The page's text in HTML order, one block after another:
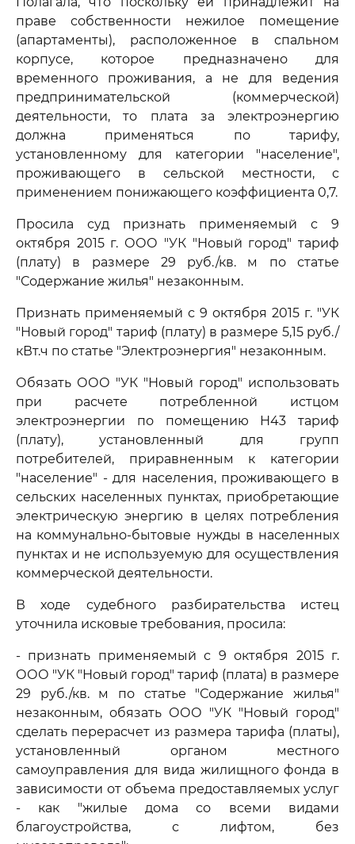
праве собственности нежилое помещение
(апартаменты), расположенное в спальном
корпусе, которое предназначено для
временного проживания, а не для ведения
предпринимательской (коммерческой)
деятельности, то плата за электроэнергию
должна применяться по тарифу,
установленному для категории "население",
проживающего в сельской местности, с
применением понижающего коэффициента 0,7.
Просила суд признать применяемый с 9
октября 2015 г. ООО "УК "Новый город" тариф
(плату) в размере 29 руб./кв. м по статье
"Содержание жилья" незаконным.
Признать применяемый с 9 октября 2015 г. "УК
"Новый город" тариф (плату) в размере 5,15 руб./
кВт.ч по статье "Электроэнергия" незаконным.
Обязать ООО "УК "Новый город" использовать
при расчете потребленной истцом
электроэнергии по помещению Н43 тариф
(плату), установленный для групп
потребителей, приравненным к категории
"население" - для населения, проживающего в
сельских населенных пунктах, приобретающие
электрическую энергию в целях потребления
на коммунально-бытовые нужды в населенных
пунктах и не используемую для осуществления
коммерческой деятельности.
В ходе судебного разбирательства истец
уточнила исковые требования, просила:
- признать применяемый с 9 октября 2015 г.
ООО "УК "Новый город" тариф (плата) в размере
29 руб./кв. м по статье "Содержание жилья"
незаконным, обязать ООО "УК "Новый город"
сделать перерасчет из размера тарифа (платы),
установленный органом местного
самоуправления для вида жилищного фонда в
зависимости от объема предоставляемых услуг
- как "жилые дома со всеми видами
благоустройства, с лифтом, без